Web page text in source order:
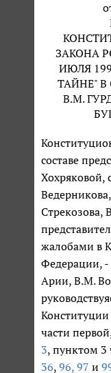
ЗАКОНА
ИЮЛЯ
ТАЙНЕ"
В.М.
составе
Хохряковой,
Стрекозова,
жалобами в
Федерации, -
Арии, В.М.
части
3, пунктом 3
36, 96, 97 и